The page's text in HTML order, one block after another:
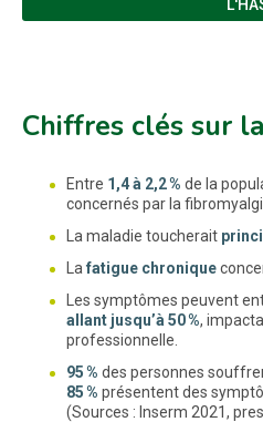
Chiffres clés sur
Entre 1,4 à 2,2 % de la
concernés par la
La maladie toucherait
La fatigue chronique
Les symptômes peuvent
allant jusqu’à 50 %,
professionnelle.
95 % des personnes
85 % présentent des
(Sources : Inserm 2021,